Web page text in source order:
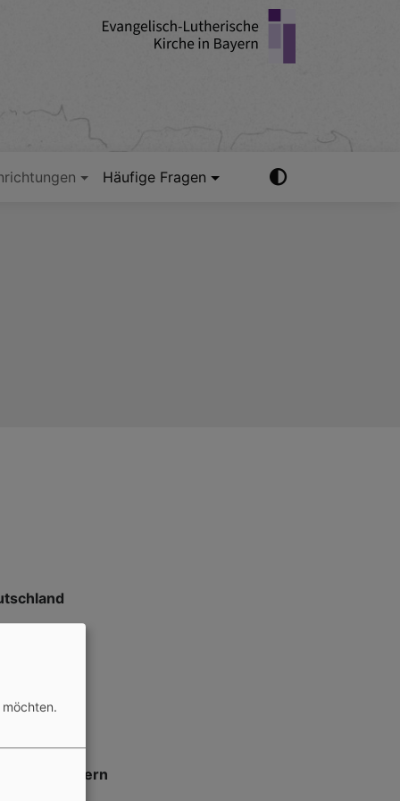
Häufige Fragen
in Bayern